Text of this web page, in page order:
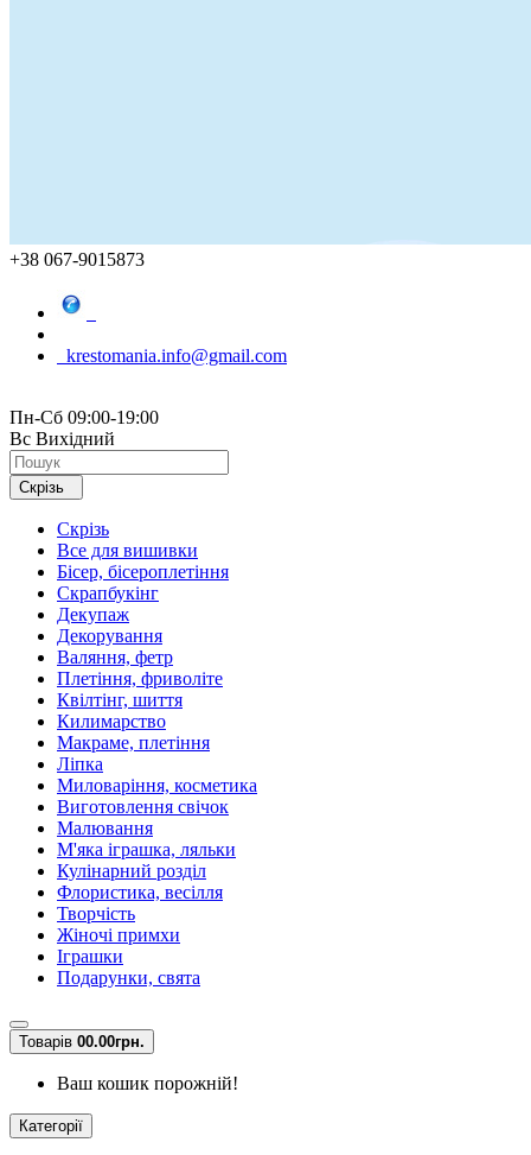
+38 067-9015873
krestomania.info@gmail.com
Пн-Сб 09:00-19:00
Вс Вихідний
Скрізь
Скрізь
Все для вишивки
Бісер, бісероплетіння
Скрапбукінг
Декупаж
Декорування
Валяння, фетр
Плетіння, фриволіте
Квілтінг, шиття
Килимарство
Макраме, плетіння
Ліпка
Миловаріння, косметика
Виготовлення свічок
Малювання
М'яка іграшка, ляльки
Кулінарний розділ
Флористика, весілля
Творчість
Жіночі примхи
Іграшки
Подарунки, свята
Товарів 00.00грн.
Ваш кошик порожній!
Категорії